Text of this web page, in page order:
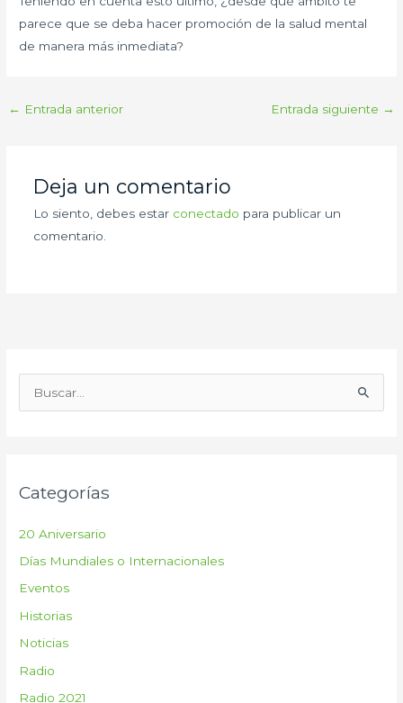
parece que se deba hacer promoción de la salud mental
de manera más inmediata?
← Entrada anterior Entrada siguiente →
Deja un comentario
Lo siento, debes estar conectado para publicar un
comentario.
a
p
o
r
:
Categorías
20 Aniversario
Días Mundiales o Internacionales
Eventos
Historias
Noticias
Radio
Radio 2021